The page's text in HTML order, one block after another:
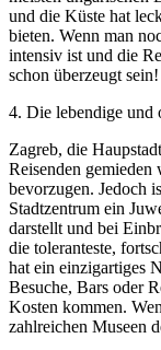
und die Küste hat
bieten. Wenn man
intensiv ist und die
schon überzeugt sein!
4. Die lebendige und
Zagreb, die
Reisenden
bevorzugen. Jedoch
Stadtzentrum ein
darstellt und bei
die toleranteste,
hat ein einzigartiges
Besuche, Bars oder
Kosten kommen.
zahlreichen Museen